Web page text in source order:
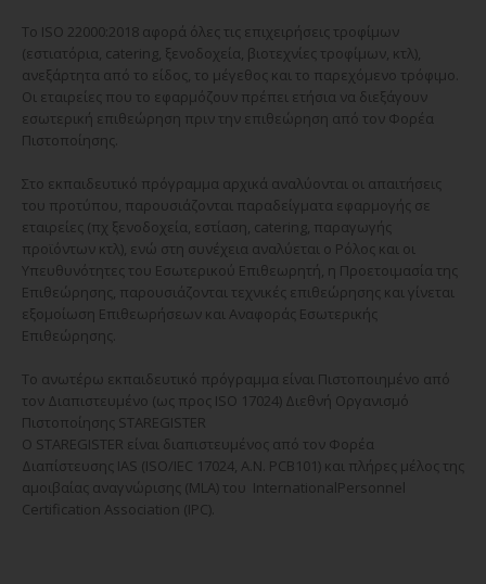
Το ISO 22000:2018 αφορά όλες τις επιχειρήσεις τροφίμων
(εστιατόρια, catering, ξενοδοχεία, βιοτεχνίες τροφίμων, κτλ),
ανεξάρτητα από το είδος, το μέγεθος και το παρεχόμενο τρόφιμο.
Οι εταιρείες που το εφαρμόζουν πρέπει ετήσια να διεξάγουν
εσωτερική επιθεώρηση πριν την επιθεώρηση από τον Φορέα
Πιστοποίησης.
Στο εκπαιδευτικό πρόγραμμα αρχικά αναλύονται οι απαιτήσεις
του προτύπου, παρουσιάζονται παραδείγματα εφαρμογής σε
εταιρείες (πχ ξενοδοχεία, εστίαση, catering, παραγωγής
προϊόντων κτλ), ενώ στη συνέχεια αναλύεται ο Ρόλος και οι
Υπευθυνότητες του Εσωτερικού Επιθεωρητή, η Προετοιμασία της
Επιθεώρησης, παρουσιάζονται τεχνικές επιθεώρησης και γίνεται
εξομοίωση Επιθεωρήσεων και Αναφοράς Εσωτερικής
Επιθεώρησης.
Το ανωτέρω εκπαιδευτικό πρόγραμμα είναι Πιστοποιημένο από
τον Διαπιστευμένο (ως προς ISO 17024) Διεθνή Οργανισμό
Πιστοποίησης STAREGISTER
Ο STAREGISTER είναι διαπιστευμένος από τον Φορέα
Διαπίστευσης IAS (ISO/IEC 17024, A.N. PCB101) και πλήρες μέλος της
αμοιβαίας αναγνώρισης (MLA) του InternationalPersonnel
Certification Association (IPC).